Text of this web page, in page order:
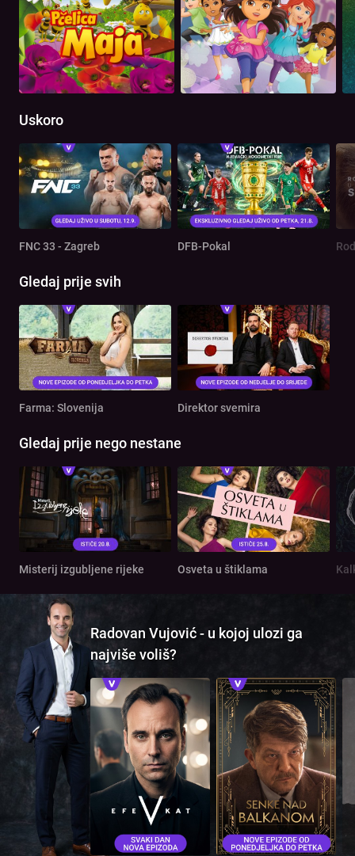
Uskoro
FNC 33 - Zagreb DFB-Pokal
Gledaj prije svih
Farma: Slovenija Direktor svemira
Gledaj prije nego nestane
Misterij izgubljene rijeke Osveta u štiklama
Radovan Vujović - u kojoj ulozi ga
najviše voliš?